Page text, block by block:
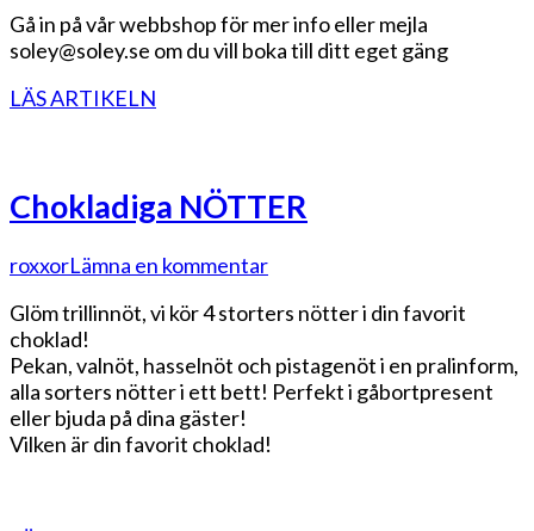
Gå in på vår webbshop för mer info eller mejla
soley@soley.se om du vill boka till ditt eget gäng
LÄS ARTIKELN
Chokladiga NÖTTER
roxxorLämna en kommentarpå
NÖTTER
Glöm trillinnöt, vi kör 4 storters nötter i din favorit
choklad!
Pekan, valnöt, hasselnöt och pistagenöt i en pralinform,
alla sorters nötter i ett bett! Perfekt i gåbortpresent
eller bjuda på dina gäster!
Vilken är din favorit choklad!